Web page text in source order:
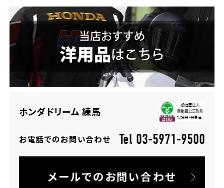
ホンダドリーム 練馬
お電話でのお問い合わせ Tel 03-5971-9500
メールでのお問い合わせ
ホンダドリーム 松戸
ホンダドリーム 蘇我
埼玉県
ホンダドリーム 所沢
ホンダドリーム 大宮
ホンダドリーム 奈良